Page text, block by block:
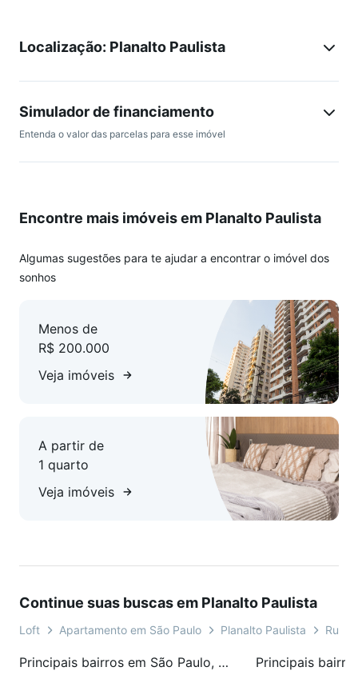
Localização: Planalto Paulista
Simulador de financiamento
Entenda o valor das parcelas para esse imóvel
Encontre mais imóveis em Planalto Paulista
Algumas sugestões para te ajudar a encontrar o imóvel dos
sonhos
Menos de
R$ 200.000
Veja imóveis
A partir de
1 quarto
Veja imóveis
Continue suas buscas em Planalto Paulista
Loft Apartamento em São Paulo Planalto Paulista Rua
Principais bairros em São Paulo, SP